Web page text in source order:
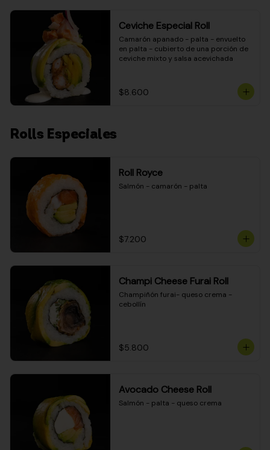
Ceviche Especial Roll
Camarón apanado - palta - envuelto
en palta - cubierto de una porción de
ceviche mixto y salsa acevichada
$8.600
Rolls Especiales
Roll Royce
Salmón - camarón - palta
$7.200
Champi Cheese Furai Roll
Champiñón furai- queso crema -
cebollín
$5.800
Avocado Cheese Roll
Salmón - palta - queso crema